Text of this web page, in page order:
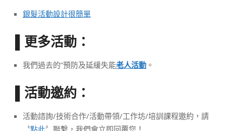
銀髮活動設計很簡單
更多活動：
我們過去的”預防及延緩失能老人活動 。
活動邀約：
活動諮詢/技術合作/活動帶領/工作坊/培訓課程邀約，請
〝點此〞聯繫，我們會立即回覆您！